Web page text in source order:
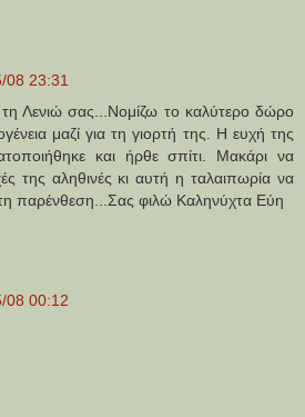
08 23:31
Λενιώ σας...Νομίζω το καλύτερο δώρο
μαζί για τη γιορτή της. Η ευχή της
και ήρθε σπίτι. Μακάρι να
της αληθινές κι αυτή η ταλαιπωρία να
παρένθεση...Σας φιλώ Καληνύχτα Εύη
08 00:12